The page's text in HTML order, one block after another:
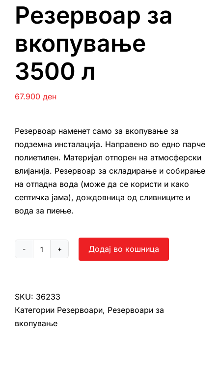
Резервоар за
вкопување
3500 л
67.900 ден
Резервоар наменет само за вкопување за
подземна инсталација. Направено во едно парче
полиетилен. Материјал отпорен на атмосферски
влијанија. Резервоар за складирање и собирање
на отпадна вода (може да се користи и како
септичка јама), дождовница од сливниците и
вода за пиење.
Резервоар
3500
л
количина
Додај во кошница
SKU: 36233
Категории Резервоари, Резервоари за
вкопување